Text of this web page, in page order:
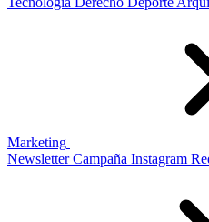
Marketing
Newsletter Campaña Instagram